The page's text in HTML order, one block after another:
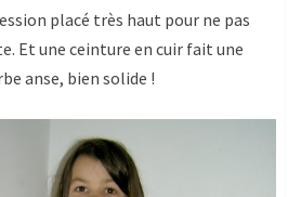
placé très haut pour ne pas
Et une ceinture en cuir fait une
anse, bien solide !